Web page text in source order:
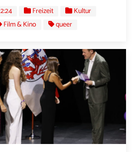
Freizeit
Kultur
Film & Kino queer